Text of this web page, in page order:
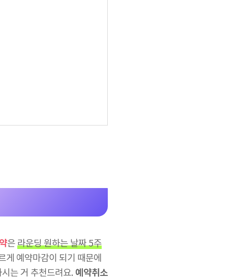
은라운딩 원하는 날짜 5주
게 예약마감이 되기 때문에
는 거 추천드려요. 예약취소